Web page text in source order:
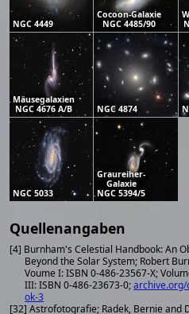
NGC 4449
Cocoon-Galaxie
NGC 4485/90
Mäusegalaxien
NGC 4676 A/B
NGC 4874
NGC 5033
Graureiher-
Galaxie
NGC 5394/5
Quellenangaben
[4] Burnham's Celestial Handbook: An
Beyond the Solar System; Robert
Voume I: ISBN 0-486-23567-X;
III: ISBN 0-486-23673-0;
ok-3
[32] Astrofotografie; Radek, Bernie and